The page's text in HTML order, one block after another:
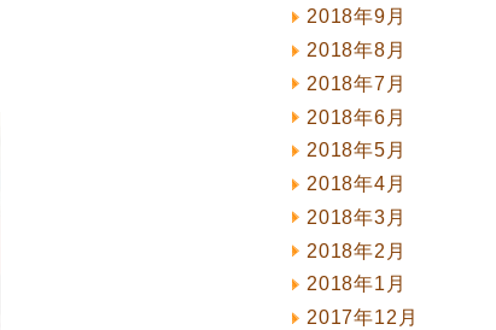
2018年9月
2018年8月
2018年7月
2018年6月
2018年5月
2018年4月
2018年3月
2018年2月
2018年1月
2017年12月